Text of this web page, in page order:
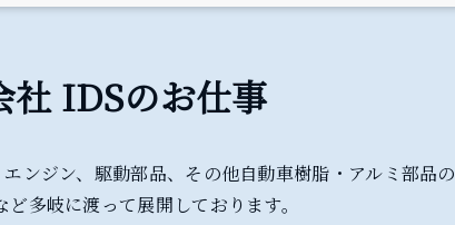
社 IDSのお仕事
ンジン、駆動部品、その他自動車樹脂・アルミ部品の
多岐に渡って展開しております。